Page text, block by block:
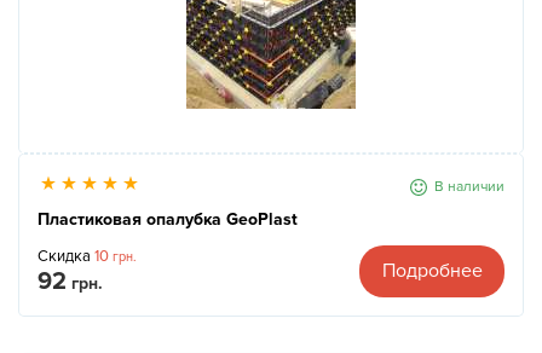
В наличии
Пластиковая опалубка GeoPlast
Скидка 10 грн.
92 грн.
Подробнее